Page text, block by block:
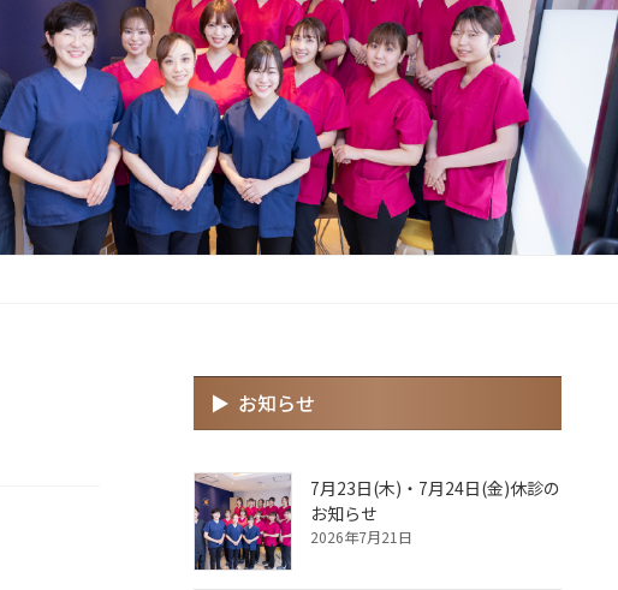
お知らせ
7月23日(木)・7月24日(金)休診の
お知らせ
2026年7月21日